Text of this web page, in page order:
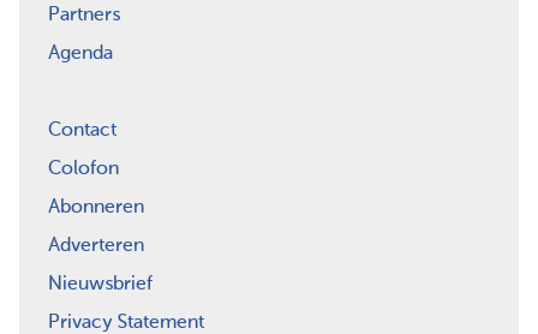
Partners
Agenda
Contact
Colofon
Abonneren
Adverteren
Nieuwsbrief
Privacy Statement